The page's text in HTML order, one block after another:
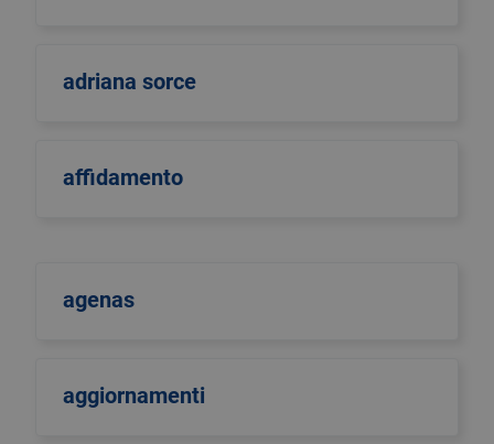
adriana sorce
affidamento
agenas
aggiornamenti